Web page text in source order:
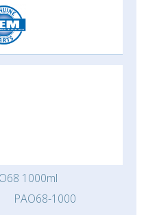
1000ml
PAO68-1000